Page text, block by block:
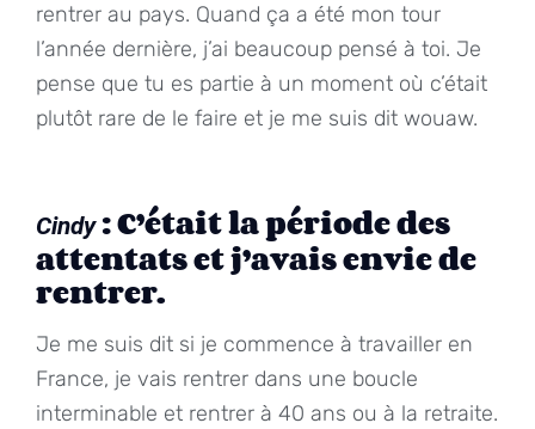
rentrer au pays. Quand ça a été mon tour
l’année dernière, j’ai beaucoup pensé à toi. Je
pense que tu es partie à un moment où c’était
plutôt rare de le faire et je me suis dit wouaw.
Cindy: C’était la période des
attentats et j’avais envie de
rentrer.
Je me suis dit si je commence à travailler en
France, je vais rentrer dans une boucle
interminable et rentrer à 40 ans ou à la retraite.